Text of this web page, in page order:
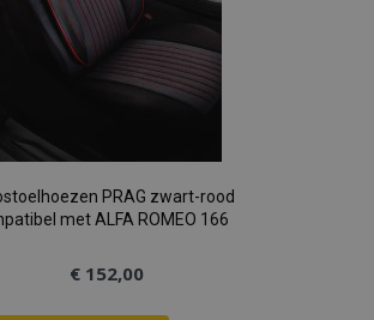
PRAG zwart-rood
met ALFA ROMEO 166
€ 152,00